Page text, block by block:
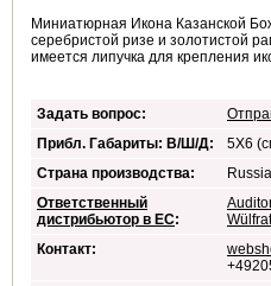
Миниатюрная Икона Казанской
серебристой ризе и золотистой
имеется липучка для крепления
Задать вопрос:
Прибл. Габариты: В/Ш/Д:
5X6
Страна производства:
Ответственный
дистрибьютор в ЕС:
Контакт: